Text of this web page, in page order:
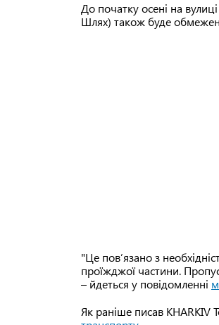
До початку осені на
Шлях) також буде
"Це пов’язано з
проїжджої частини.
– йдеться у повідомленні
Як раніше писав KHARKIV